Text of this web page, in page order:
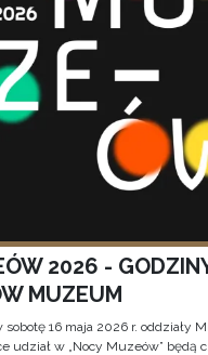
2026 -
MUZEUM
sobotę 16 maja 2026 r. oddziały
udział w „Nocy Muzeów” będą